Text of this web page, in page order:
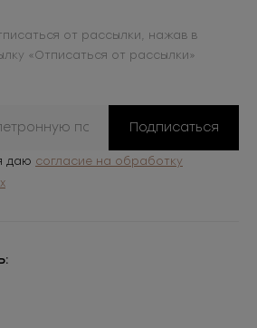
от рассылки, нажав в
«Отписаться от рассылки»
Подписаться
даю согласие на обработку